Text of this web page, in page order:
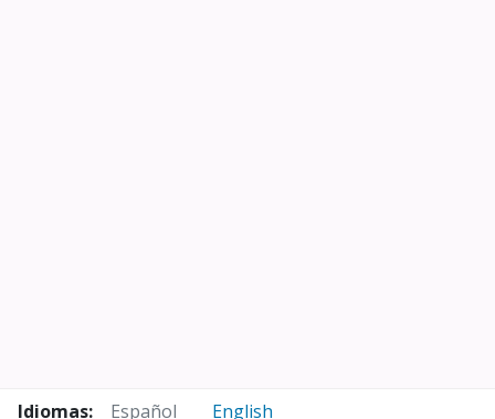
Idiomas: Español English